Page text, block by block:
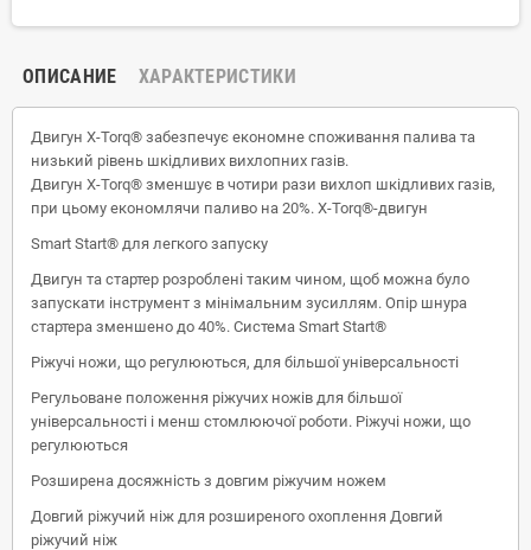
ОПИСАНИЕ ХАРАКТЕРИСТИКИ
Двигун X-Torq® забезпечує економне споживання палива та
низький рівень шкідливих вихлопних газів.
Двигун X-Torq® зменшує в чотири рази вихлоп шкідливих газів,
при цьому економлячи паливо на 20%. X-Torq®-двигун
Smart Start® для легкого запуску
Двигун та стартер розроблені таким чином, щоб можна було
запускати інструмент з мінімальним зусиллям. Опір шнура
стартера зменшено до 40%. Система Smart Start®
Ріжучі ножи, що регулюються, для більшої універсальності
Регульоване положення ріжучих ножів для більшої
універсальності і менш стомлюючої роботи. Ріжучі ножи, що
регулюються
Розширена досяжність з довгим ріжучим ножем
Довгий ріжучий ніж для розширеного охоплення Довгий
ріжучий ніж